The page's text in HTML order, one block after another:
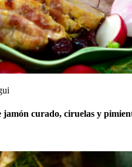
jamón curado, ciruelas y